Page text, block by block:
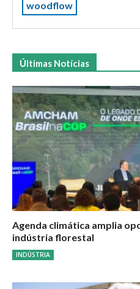
woodflow
Últimas Notícias
Agenda climática amplia
indústria florestal
INDÚSTRIA